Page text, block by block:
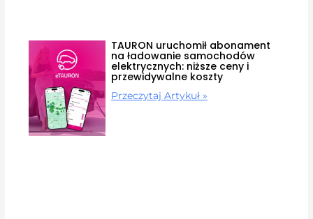
TAURON uruchomił abonament
na ładowanie samochodów
elektrycznych: niższe ceny i
przewidywalne koszty
Przeczytaj Artykuł »